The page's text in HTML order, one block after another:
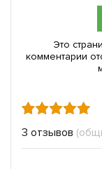
Это
комментарии
3 отзывов